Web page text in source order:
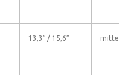
13,3″ / 15,6″